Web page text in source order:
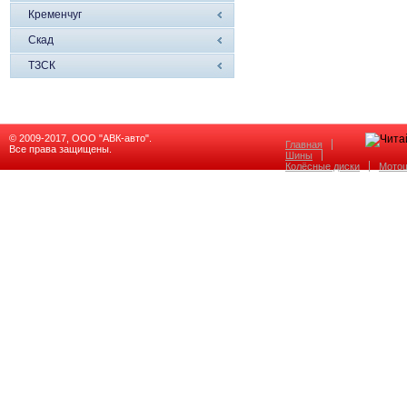
Кременчуг
Скад
ТЗСК
© 2009-2017, ООО "АВК-авто".
Все права защищены.
Главная
Шины
Колёсные диски